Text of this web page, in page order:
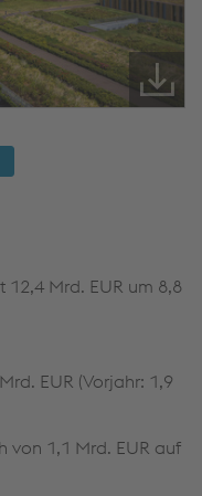
Mrd. EUR um 8,8
EUR (Vorjahr: 1,9
von 1,1 Mrd. EUR auf